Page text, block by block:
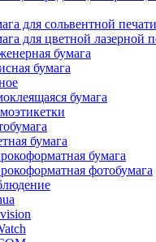
для сольвентной печати
для цветной лазерной
бумага
бумага
бумага
бумага
бумага
фотобумага